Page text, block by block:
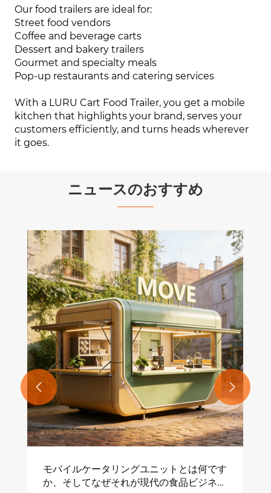
Our food trailers are ideal for:
Street food vendors
Coffee and beverage carts
Dessert and bakery trailers
Gourmet and specialty meals
Pop-up restaurants and catering services
With a LURU Cart Food Trailer, you get a mobile
kitchen that highlights your brand, serves your
customers efficiently, and turns heads wherever
it goes.
ニュースのおすすめ
ニットとは何です
代の食品ビジネス
フードトレーラーの紹介。
もっと見る >>
 